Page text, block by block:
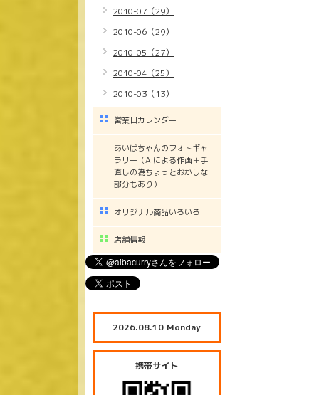
2010-07（29）
2010-06（29）
2010-05（27）
2010-04（25）
2010-03（13）
営業日カレンダー
あいばちゃんのフォトギャ
ラリー（AIによる作画＋手
直しの為ちょっとおかしな
部分もあり）
オリジナル商品いろいろ
店舗情報
2026.08.10 Monday
携帯サイト